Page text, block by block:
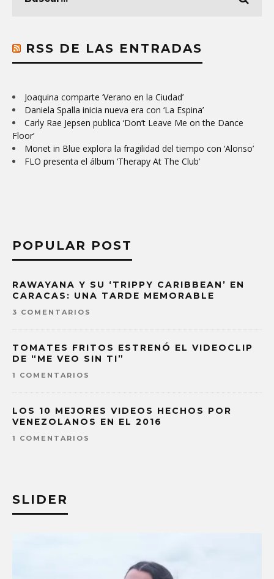
RSS DE LAS ENTRADAS
Joaquina comparte ‘Verano en la Ciudad’
Daniela Spalla inicia nueva era con ‘La Espina’
Carly Rae Jepsen publica ‘Don’t Leave Me on the Dance
Floor’
Monet in Blue explora la fragilidad del tiempo con ‘Alonso’
FLO presenta el álbum ‘Therapy At The Club’
POPULAR POST
RAWAYANA Y SU ‘TRIPPY CARIBBEAN’ EN
CARACAS: UNA TARDE MEMORABLE
3 COMENTARIOS
TOMATES FRITOS ESTRENÓ EL VIDEOCLIP
DE “ME VEO SIN TI”
1 COMENTARIOS
LOS 10 MEJORES VIDEOS HECHOS POR
VENEZOLANOS EN EL 2016
1 COMENTARIOS
SLIDER